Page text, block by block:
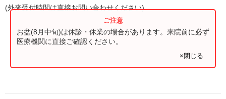
(外来受付時間は直接お問い合わせください)
お盆(8月中旬)は休診・休業の場合があります。来院前に必ず
医療機関に直接ご確認ください。
×閉じる